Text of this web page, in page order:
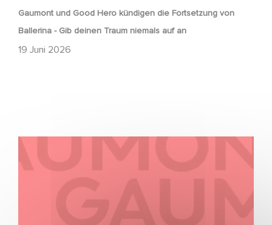
Gaumont und Good Hero kündigen die Fortsetzung von
Ballerina - Gib deinen Traum niemals auf an
19 Juni 2026